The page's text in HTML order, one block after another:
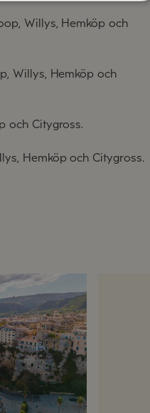
Willys, Hemköp och
Willys, Hemköp och
och Citygross.
Hemköp och Citygross.